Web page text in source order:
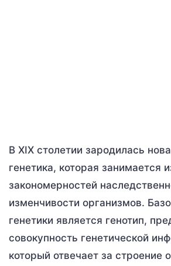
В XIX столетии зародилась
генетика, которая занимается
закономерностей
изменчивости организмов.
генетики является генотип,
совокупность генетической
который отвечает за строение